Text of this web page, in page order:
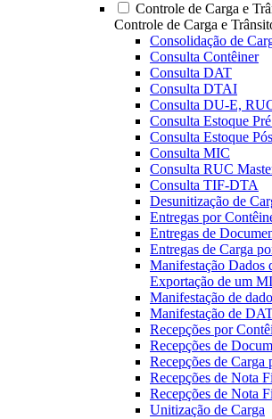
Controle de Carga e
Controle de Carga e
Consolidação de
Consulta Contêiner
Consulta DAT
Consulta DTAI
Consulta DU-E,
Consulta Estoque
Consulta Estoque
Consulta MIC
Consulta RUC
Consulta TIF-DTA
Desunitização de
Entregas por
Entregas de
Entregas de Carga
Manifestação Dados
Exportação de um
Manifestação de
Manifestação de
Recepções por
Recepções de
Recepções de
Recepções de Nota
Recepções de Nota
Unitização de Carga